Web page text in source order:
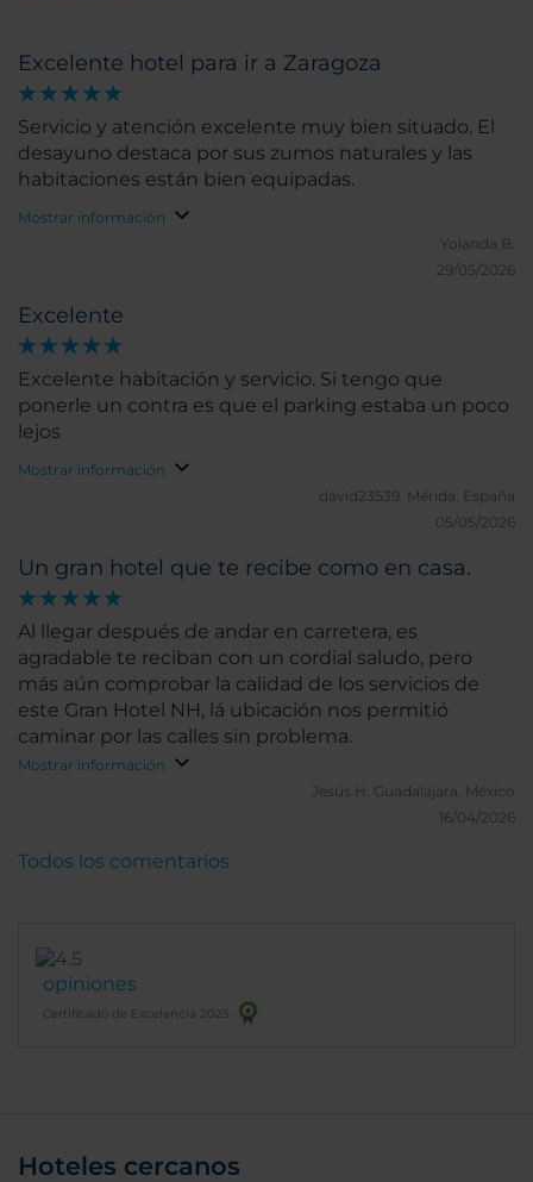
Excelente hotel para ir a Zaragoza
Servicio y atención excelente muy bien situado. El
desayuno destaca por sus zumos naturales y las
habitaciones están bien equipadas.
Mostrar información
Yolanda B.
29/05/2026
Excelente
Excelente habitación y servicio. Si tengo que
ponerle un contra es que el parking estaba un poco
lejos
Mostrar información
david23539. Mérida, España
05/05/2026
Un gran hotel que te recibe como en casa.
Al llegar después de andar en carretera, es
agradable te reciban con un cordial saludo, pero
más aún comprobar la calidad de los servicios de
este Gran Hotel NH, lá ubicación nos permitió
caminar por las calles sin problema.
Mostrar información
Jesús H. Guadalajara, México
16/04/2026
opiniones
Certificado de Excelencia 2025
Todos los comentarios
Hoteles cercanos